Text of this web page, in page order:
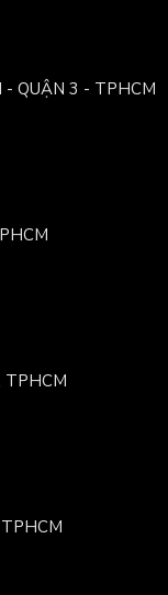
QUẬN 3 - TPHCM
TPHCM